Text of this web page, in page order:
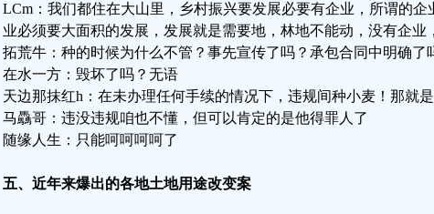
LCm：我们都住在大山里，乡村振兴要发展必要有企业，所谓的
业必须要大面积的发展，发展就是需要地，林地不能动，没有企业
拓荒牛：种的时候为什么不管？事先宣传了吗？承包合同中明确了
在水一方：毁坏了吗？无语
天边那抹红h：在未办理任何手续的情况下，违规间种小麦！那就
马驫哥：违没违规咱也不懂，但可以肯定的是他得罪人了
随缘人生：只能呵呵呵呵了
五、近年来爆出的各地土地用途改变案